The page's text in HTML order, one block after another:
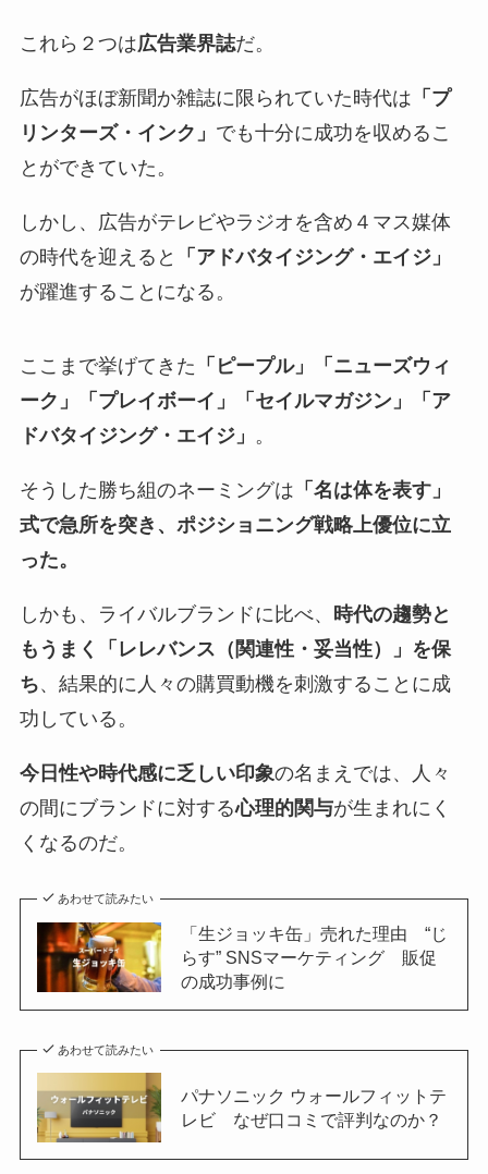
これら２つは広告業界誌だ。
広告がほぼ新聞か雑誌に限られていた時代は 「プ
リンターズ・インク」 でも十分に成功を収めるこ
とができていた。
しかし、広告がテレビやラジオを含め４マス媒体
の時代を迎えると
「アドバタイジング・エイジ」
が躍進することになる。
ここまで挙げてきた 「ピープル」「ニューズウィ
ーク」「プレイボーイ」「セイルマガジン」「ア
ドバタイジング・エイジ」 。
そうした勝ち組のネーミングは 「名は体を表す」
式で急所を突き、ポジショニング戦略上優位に立
った。
しかも、ライバルブランドに比べ、
時代の趨勢と
もうまく「レレバンス（関連性・妥当性）」を保
ち、結果的に人々の購買動機を刺激することに成
功している。
今日性や時代感に乏しい印象の名まえでは、人々
の間にブランドに対する心理的関与が生まれにく
くなるのだ。
あわせて読みたい
「生ジョッキ缶」売れた理由 “じ
らす” SNSマーケティング 販促
の成功事例に
あわせて読みたい
パナソニック ウォールフィットテ
レビ なぜ口コミで評判なのか？